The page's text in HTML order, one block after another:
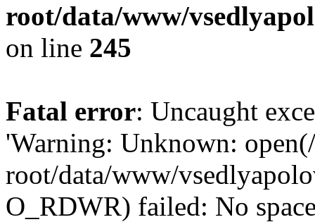
root/data/www/
on line 245
Fatal error: Uncaught
'Warning: Unknown:
root/data/www/
O_RDWR) failed: No